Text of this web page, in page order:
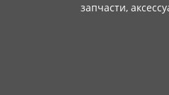
запчасти,